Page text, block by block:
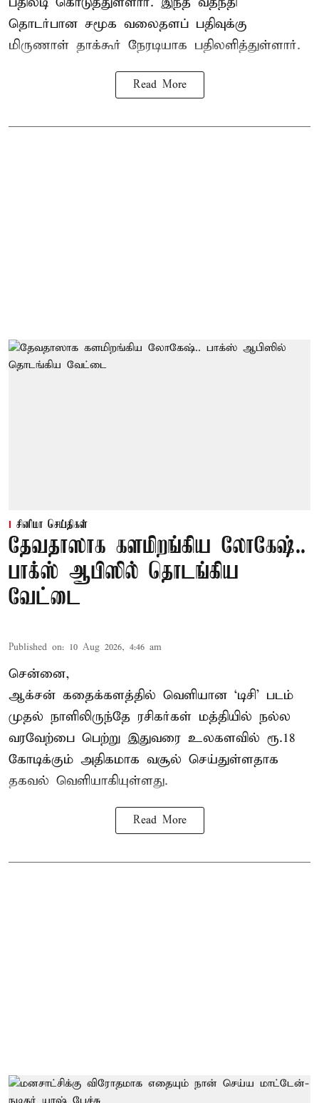
தொடர்பான சமூக வலைதளப் பதிவுக்கு
மிருணாள் தாக்கூர் நேரடியாக பதிலளித்துள்ளார்.
Read More
சினிமா செய்திகள்
தேவதாஸாக களமிறங்கிய லோகேஷ்..
பாக்ஸ் ஆபிஸில் தொடங்கிய
வேட்டை
Published on: 10 Aug 2026, 4:46 am
சென்னை,
ஆக்சன் கதைக்களத்தில் வெளியான ‘டிசி’ படம்
முதல் நாளிலிருந்தே ரசிகர்கள் மத்தியில் நல்ல
வரவேற்பை பெற்று இதுவரை உலகளவில் ரூ.18
கோடிக்கும் அதிகமாக வசூல் செய்துள்ளதாக
தகவல் வெளியாகியுள்ளது.
Read More